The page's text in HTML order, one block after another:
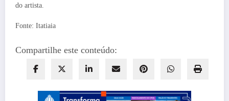
do artista.
Fonte: Itatiaia
Compartilhe este conteúdo: